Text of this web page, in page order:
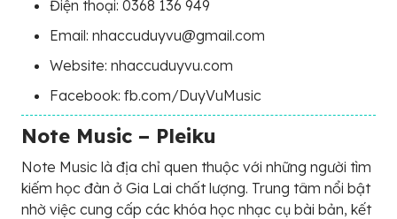
Điện thoại: 0368 136 949
Email: nhaccuduyvu@gmail.com
Website: nhaccuduyvu.com
Facebook: fb.com/DuyVuMusic
Note Music – Pleiku
Note Music là địa chỉ quen thuộc với những người tìm
kiếm học đàn ở Gia Lai chất lượng. Trung tâm nổi bật
nhờ việc cung cấp các khóa học nhạc cụ bài bản, kết